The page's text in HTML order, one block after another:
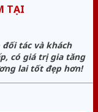
TẠI
đối tác và khách
có giá trị gia tăng
lai tốt đẹp hơn!